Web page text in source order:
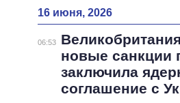
16 июня, 2026
06:53
новые санкции
заключила
соглашение с